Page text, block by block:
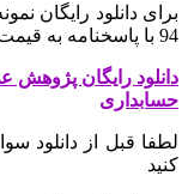
94 با پاسخنامه به قیمت 0 تومان روی لینک زیر کلیک کنید
حسابداری
لطفا قبل از دانلود
کنید